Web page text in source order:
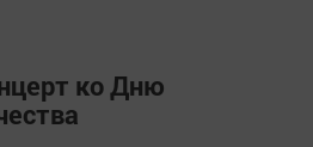
ко Дню